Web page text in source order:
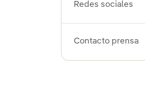
Redes sociales
Contacto prensa